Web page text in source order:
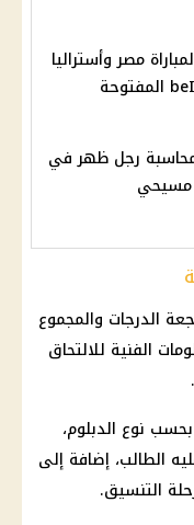
مصر وأستراليا
رجل ظهر في
الدرجات والمجموع
الفنية للالتحاق
نوع الدبلوم،
الطالب، إضافة إلى
التنسيق.